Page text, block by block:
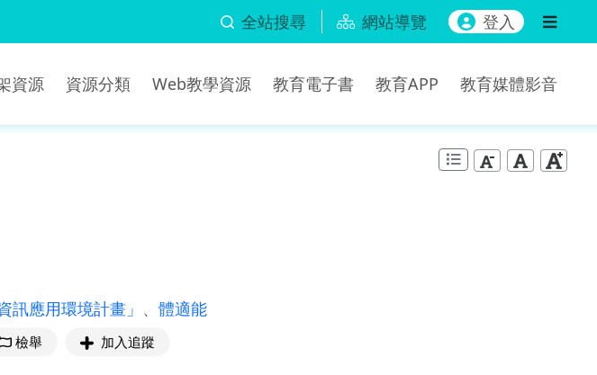
全站搜尋 網站導覽 登入
資源 資源分類 Web教學資源 教育電子書 教育APP 教育媒體影音
訊應用環境計畫」 、 體適能
檢舉 加入追蹤